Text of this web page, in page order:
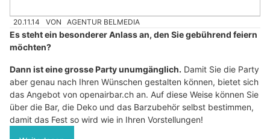
20.11.14 VON AGENTUR BELMEDIA
Es steht ein besonderer Anlass an, den Sie gebührend feiern
möchten?
Dann ist eine grosse Party unumgänglich. Damit Sie die Party
aber genau nach Ihren Wünschen gestalten können, bietet sich
das Angebot von openairbar.ch an. Auf diese Weise können Sie
über die Bar, die Deko und das Barzubehör selbst bestimmen,
damit das Fest so wird wie in Ihren Vorstellungen!